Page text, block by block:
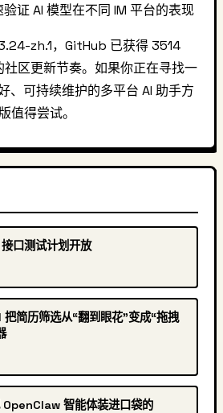
验证 AI 模型在不同 IM 平台的表现
zh.1，GitHub 已获得 3514
区更新节奏。如果你正在寻找一
、可持续维护的多平台 AI 助手方
值得尝试。
口测试计划开放
简历筛选从“翻到眼花”变成“拖拽
智能体装进口袋的